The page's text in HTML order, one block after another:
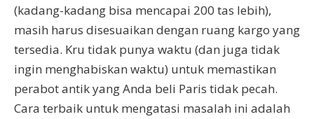
(kadang-kadang bisa mencapai 200 tas lebih),
masih harus disesuaikan dengan ruang kargo yang
tersedia. Kru tidak punya waktu (dan juga tidak
ingin menghabiskan waktu) untuk memastikan
perabot antik yang Anda beli Paris tidak pecah.
Cara terbaik untuk mengatasi masalah ini adalah